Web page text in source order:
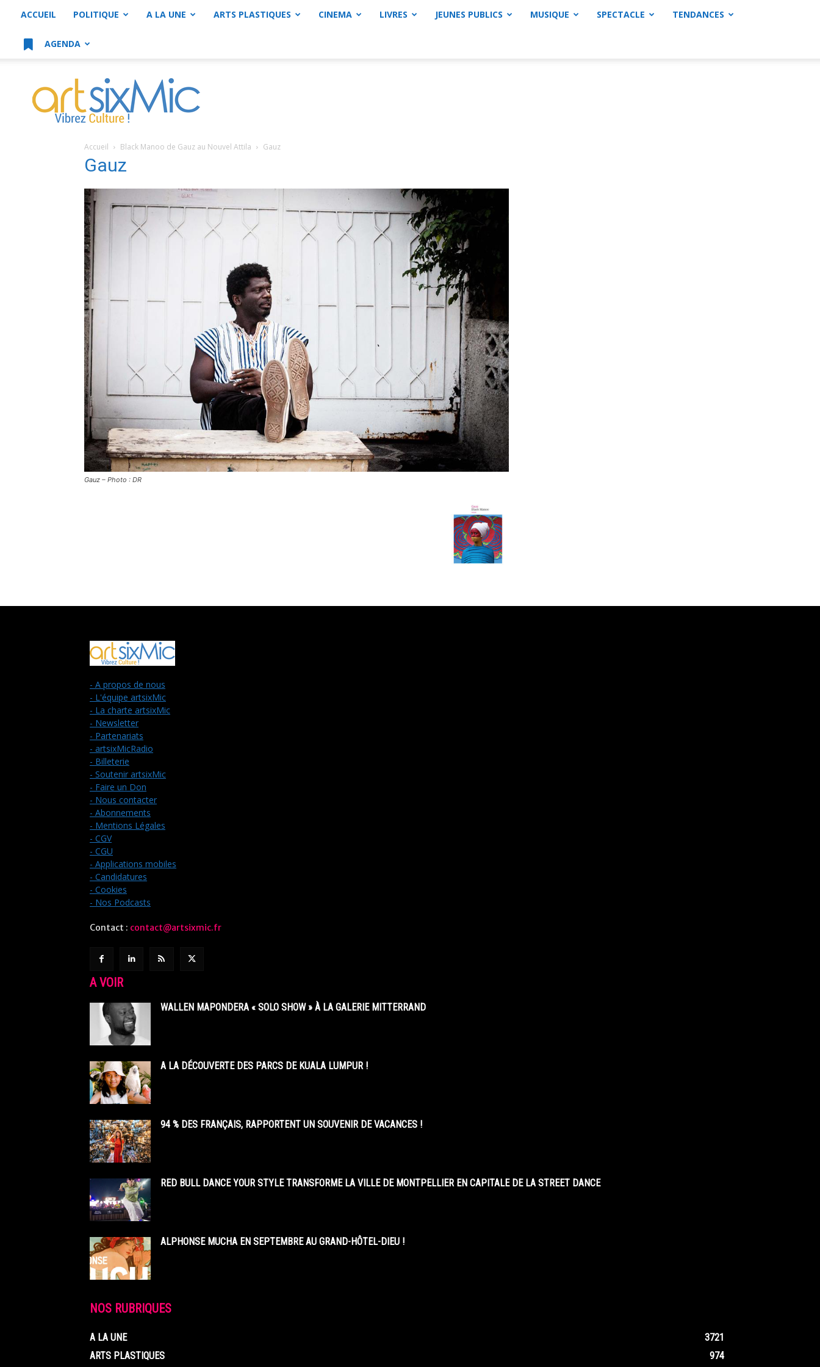
ACCUEIL POLITIQUE A LA UNE ARTS PLASTIQUES CINEMA LIVRES JEUNES PUBLICS MUSIQUE SPECTACLE TENDANCES
AGENDA
artsixMic
Accueil Black Manoo de Gauz au Nouvel Attila Gauz
Gauz
Gauz – Photo : DR
- A propos de nous
- L'équipe artsixMic
- La charte artsixMic
- Newsletter
- Partenariats
- artsixMicRadio
- Billeterie
- Soutenir artsixMic
- Faire un Don
- Nous contacter
- Abonnements
- Mentions Légales
- CGV
- CGU
- Applications mobiles
- Candidatures
- Cookies
- Nos Podcasts
Contact : contact@artsixmic.fr
A VOIR
WALLEN MAPONDERA « SOLO SHOW » À LA GALERIE MITTERRAND
A LA DÉCOUVERTE DES PARCS DE KUALA LUMPUR !
94 % DES FRANÇAIS, RAPPORTENT UN SOUVENIR DE VACANCES !
RED BULL DANCE YOUR STYLE TRANSFORME LA VILLE DE MONTPELLIER EN CAPITALE DE LA STREET DANCE
ALPHONSE MUCHA EN SEPTEMBRE AU GRAND-HÔTEL-DIEU !
NOS RUBRIQUES
A LA UNE
3721
ARTS PLASTIQUES
974